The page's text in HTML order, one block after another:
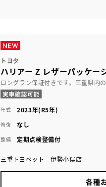
トヨタ
ハリアー Z レザーパッケー
ロングラン保証付きです。三重県内
年式 2023年(R5年)
修復 なし
整備 定期点検整備付
三重トヨペット 伊勢小俣店
各種